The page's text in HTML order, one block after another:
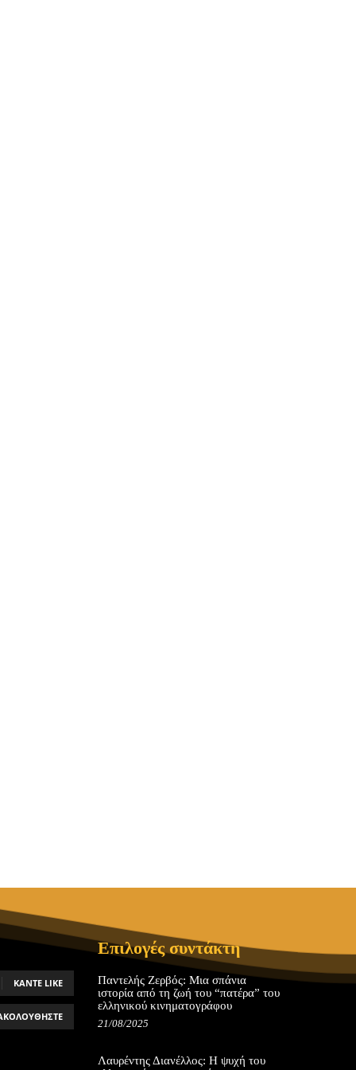
ΚΆΝΤΕ LIKE
Επιλογές συντάκτη
Παντελής Ζερβός: Μια σπάνια
ιστορία από τη ζωή του “πατέρα” του
ελληνικού κινηματογράφου
21/08/2025
Λαυρέντης Διανέλλος: Η ψυχή του